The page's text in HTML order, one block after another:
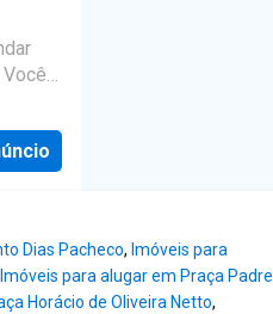
no
de
Dias Pacheco, Imóveis para
Imóveis para alugar em Praça Padre
Horácio de Oliveira Netto,